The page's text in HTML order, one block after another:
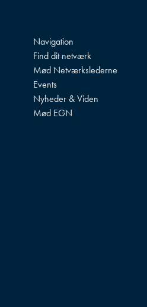
Navigation
Find dit netværk
Mød Netværkslederne
Events
Nyheder & Viden
Mød EGN